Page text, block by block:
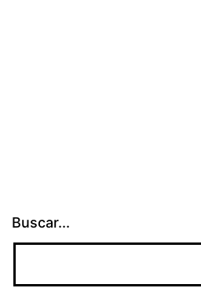
Buscar...